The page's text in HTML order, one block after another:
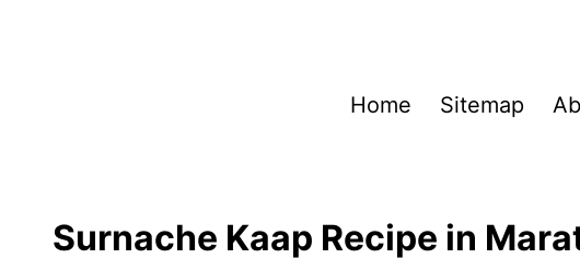
Home Sitemap
Surnache Kaap Recipe in